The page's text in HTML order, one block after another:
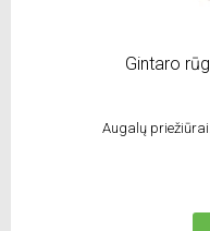
Gintaro
Augalų